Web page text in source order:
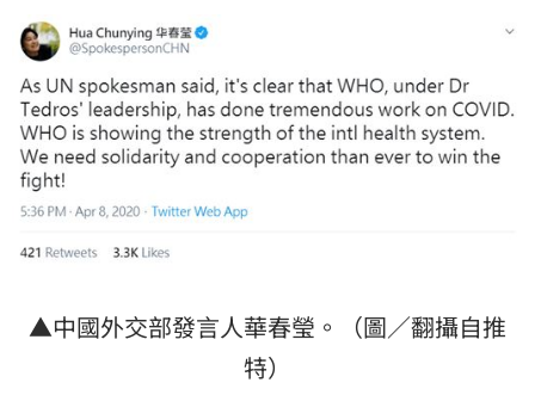
▲中國外交部發言人華春瑩。（圖／翻攝自推
特）